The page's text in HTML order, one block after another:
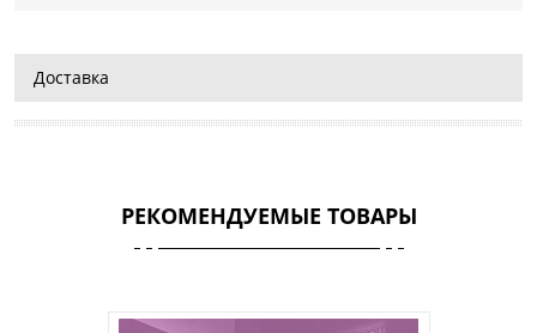
Доставка
РЕКОМЕНДУЕМЫЕ ТОВАРЫ